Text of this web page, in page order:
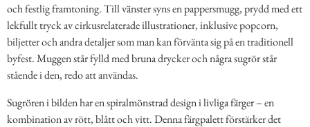
och festlig framtoning. Till vänster syns en pappersmugg, prydd med ett
lekfullt tryck av cirkusrelaterade illustrationer, inklusive popcorn,
biljetter och andra detaljer som man kan förvänta sig på en traditionell
byfest. Muggen står fylld med bruna drycker och några sugrör står
stående i den, redo att användas.
Sugrören i bilden har en spiralmönstrad design i livliga färger – en
kombination av rött, blått och vitt. Denna färgpalett förstärker det